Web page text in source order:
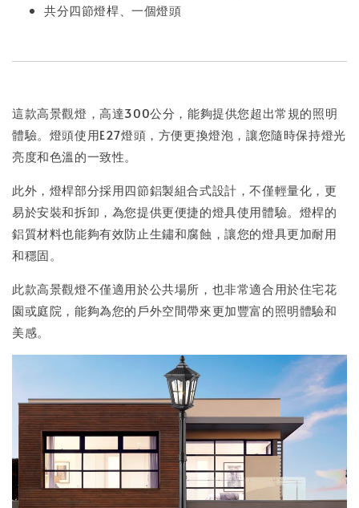
共分四節燈桿、一個燈頭
這款高景觀燈，高達300公分，能夠提供您超出常規的照明
體驗。燈頭使用E27燈頭，方便更換燈泡，讓您隨時保持燈光
亮度和色溫的一致性。
此外，燈桿部分採用四節鋁製組合式設計，不僅輕量化，更
易於安裝和拆卸，為您提供更便捷的燈具使用體驗。燈桿的
鋁質材料也能夠有效防止生鏽和腐蝕，讓您的燈具更加耐用
和穩固。
此款高景觀燈不僅適用於公共場所，也非常適合用於住宅花
園或庭院，能夠為您的戶外空間帶來更加豐富的照明體驗和
美感。